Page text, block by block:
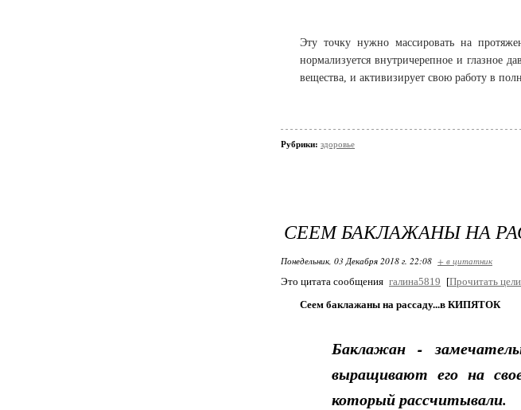
Эту точку нужно массировать на
нормализуется внутричерепное и глазное
вещества, и активизирует свою работу в
Рубрики: здоровье
СЕЕМ БАКЛАЖАНЫ НА
Понедельник, 03 Декабря 2018 г. 22:08 + в цитатник
Это цитата сообщения галина5819 [Прочитать
Сеем баклажаны на рассаду...в КИПЯТОК
Баклажан -
выращивают его на
который рассчитывали.